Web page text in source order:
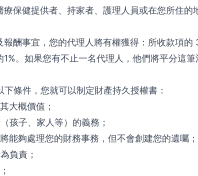
保健提供者、持家者、護理人員或在您所住的
酬事宜，您的代理人將有權獲得：所收款項的
。如果您有不止一名代理人，他們將平分這
條件，您就可以制定財產持久授權書：
大概價值；
孩子、家人等）的義務；
能夠處理您的財務事務，但不會創建您的遺囑；
負責；